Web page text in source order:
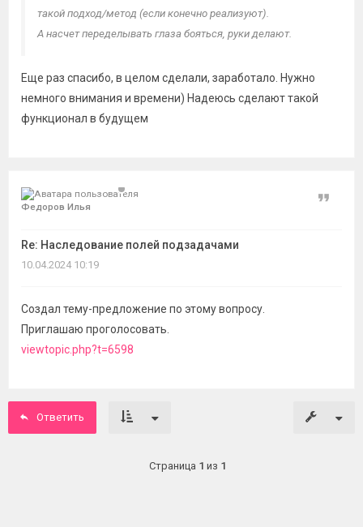
такой подход/метод (если конечно реализуют).
А насчет переделывать глаза бояться, руки делают.
Еще раз спасибо, в целом сделали, заработало. Нужно
немного внимания и времени) Надеюсь сделают такой
функционал в будущем
Федоров Илья
Re: Наследование полей подзадачами
Цитата
10.04.2024 10:19
Создал тему-предложение по этому вопросу.
Приглашаю проголосовать.
viewtopic.php?t=6598
Ответить
Страница 1 из 1